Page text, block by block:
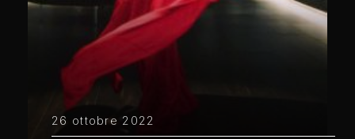
26 ottobre 2022